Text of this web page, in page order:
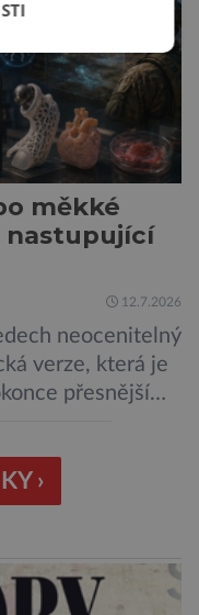
měkké
nastupující
12.7.2026
neocenitelný
verze, která je
přesnější
inteligence
kteří pomocí
›